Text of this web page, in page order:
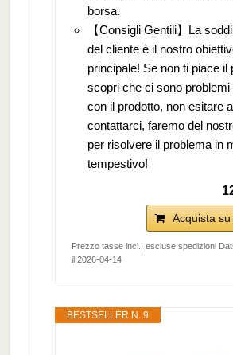
borsa.
【Consigli Gentili】La
del cliente è il nostro
principale! Se non ti piace il
scopri che ci sono problemi
con il prodotto, non esitare a
contattarci, faremo del
per risolvere il problema in
tempestivo!
Acquista
Prezzo tasse incl., escluse spedizioni
il 2026-04-14
BESTSELLER N. 9